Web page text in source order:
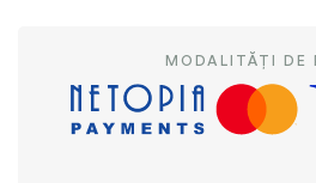
MODALITĂȚI DE